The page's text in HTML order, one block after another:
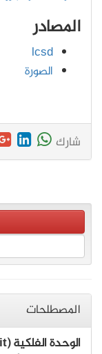
المصادر
lcsd
الصورة
شارك
المصطلحات
الوحدة الفلكية (Astronomical Unit)